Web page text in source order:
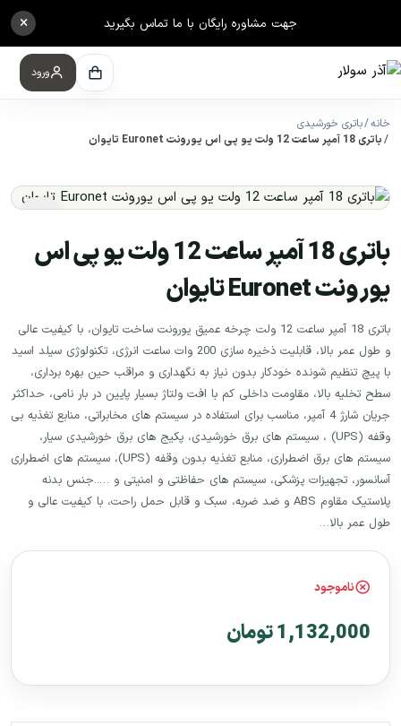
جهت مشاوره رایگان با ما تماس بگیرید ×
ورود
خانه باتری خورشیدی
باتری 18 آمپر ساعت 12 ولت یو پی اس یورونت Euronet تایوان
باتری 18 آمپر ساعت 12 ولت یو پی اس
یورونت Euronet تایوان
باتری 18 آمپر ساعت 12 ولت چرخه عمیق یورونت ساخت تایوان، با کیفیت عالی
و طول عمر بالا، قابلیت ذخیره سازی 200 وات ساعت انرژی، تکنولوژی سیلد اسید
با پیچ تنظیم شونده خودکار بدون نیاز به نگهداری و مراقب حین بهره برداری،
سطح تخلیه بالا، مقاومت داخلی کم با افت ولتاژ بسیار پایین در بار نامی، حداکثر
جریان شارژ 4 آمپر، مناسب برای استفاده در سیستم های مخابراتی، منابع تغذیه بی
وقفه (UPS) ، سیستم های برق خورشیدی، پکیج های برق خورشیدی سیار،
سیستم های برق اضطراری، منابع تغذیه بدون وقفه (UPS)، سیستم های اضطراری
آسانسور، تجهیزات پزشکی، سیستم های حفاظتی و امنیتی و …..جنس بدنه
پلاستیک مقاوم ABS و ضد ضربه، سبک و قابل حمل راحت، با کیفیت عالی و
طول عمر بالا…
ناموجود
1,132,000 تومان